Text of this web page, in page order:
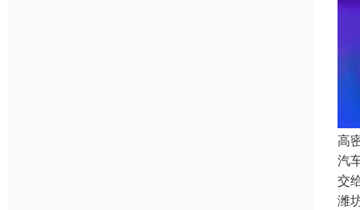
高
汽
交
潍